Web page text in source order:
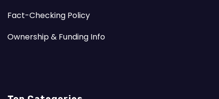
Fact-Checking Policy
Ownership & Funding Info